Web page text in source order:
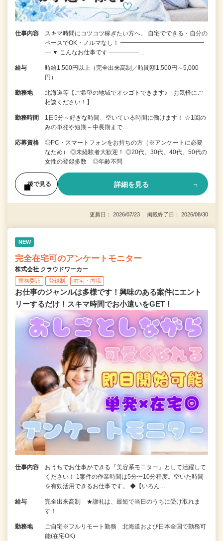
仕事内容
スキマ時間にコツコツ稼ぎたい方へ。 自宅でできる・自分の
ペースでOK・ノルマなし！ ━━━━━━━━━━━━━━
━ ▼ こんなお仕事です ━━━━━…
給与
時給1,500円以上（完全出来高制／時間額1,500円～5,000
円）
勤務地
北海道等【ご希望の地域でオシゴトできます♪ お気軽にご
相談ください！】
勤務時間
1日5分～好きな時間、空いている時間に働けます！ ☆1回の
みの単発や短期～中長期まで…
応募資格
◎PC・スマートフォンをお持ちの方（※アンケートに必要
なため） ◎未経験者大歓迎！ ◎20代、30代、40代、50代の
女性の登録多数 ◎年齢不問
後で見る 詳細を見る
更新日： 2026/07/23 掲載終了日： 2026/08/30
NEW
完全在宅可のアンケートモニター
株式会社 クラウドワーカー
業務委託 登録制 在宅・内職
お仕事のジャンルは多様です！興味のある案件にエント
リーするだけ！スキマ時間でお小遣いをGET！
仕事内容
おうちでお仕事ができる『美容系モニター』として活躍して
ください！ 1案件の作業時間は5分〜10分程度。空いた時間
を有効活用できるお仕事です。 ◆【いろん…
給与
完全出来高制 ★謝礼は、最短で当日のうちに受け取れま
す！
勤務地
ご自宅※フルリモート勤務 北海道および日本全国で勤務可
能(在宅OK)